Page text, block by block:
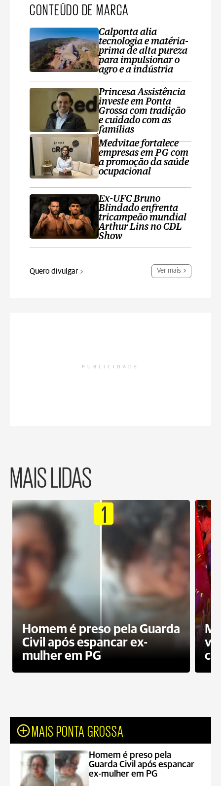
CONTEÚDO DE MARCA
Calponta alia
tecnologia e matéria-
prima de alta pureza
para impulsionar o
agro e a indústria
Princesa Assistência
investe em Ponta
Grossa com tradição
e cuidado com as
famílias
Medvitae fortalece
empresas em PG com
a promoção da saúde
ocupacional
Ex-UFC Bruno
Blindado enfrenta
tricampeão mundial
Arthur Lins no CDL
Show
Quero divulgar Ver mais
PUBLICIDADE
MAIS LIDAS
1
Homem é preso pela Guarda
Civil após espancar ex-
mulher em PG
MAIS PONTA GROSSA
Homem é preso pela
Guarda Civil após espancar
ex-mulher em PG